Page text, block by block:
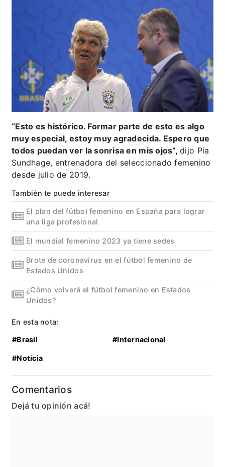
“Esto es histórico. Formar parte de esto es algo
muy especial, estoy muy agradecida. Espero que
todos puedan ver la sonrisa en mis ojos”,dijo Pia
Sundhage, entrenadora del seleccionado femenino
desde julio de 2019.
También te puede interesar
El plan del fútbol femenino en España para lograr
una liga profesional
El mundial femenino 2023 ya tiene sedes
Brote de coronavirus en el fútbol femenino de
Estados Unidos
¿Cómo volverá el fútbol femenino en Estados
Unidos?
En esta nota:
#Brasil #Internacional
#Noticia
Comentarios
Dejá tu opinión acá!